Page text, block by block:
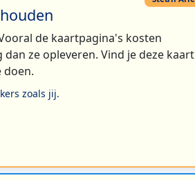
de kaartpagina's kosten
ze opleveren. Vind je deze kaart
doen.
zoals jij.